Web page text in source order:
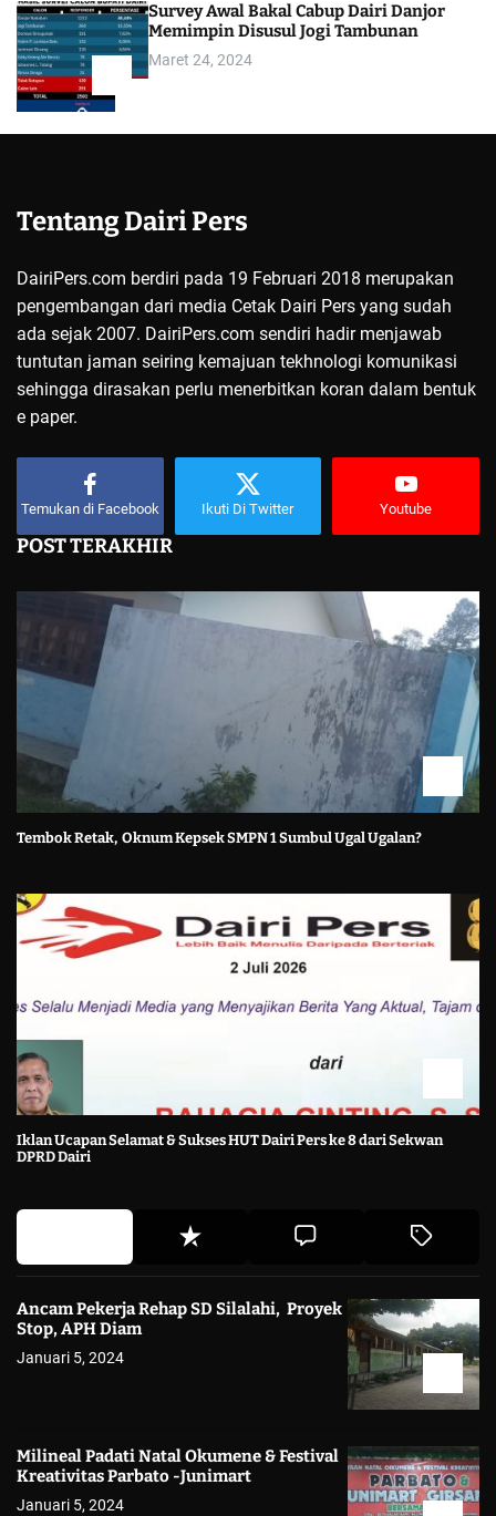
Survey Awal Bakal Cabup Dairi Danjor
Memimpin Disusul Jogi Tambunan
Maret 24, 2024
Tentang Dairi Pers
DairiPers.com berdiri pada 19 Februari 2018 merupakan
pengembangan dari media Cetak Dairi Pers yang sudah
ada sejak 2007. DairiPers.com sendiri hadir menjawab
tuntutan jaman seiring kemajuan tekhnologi komunikasi
sehingga dirasakan perlu menerbitkan koran dalam bentuk
e paper.
Temukan di Facebook Ikuti Di Twitter Youtube
POST TERAKHIR
Tembok Retak, Oknum Kepsek SMPN 1 Sumbul Ugal Ugalan?
Iklan Ucapan Selamat & Sukses HUT Dairi Pers ke 8 dari Sekwan
DPRD Dairi
Ancam Pekerja Rehap SD Silalahi, Proyek
Stop, APH Diam
Januari 5, 2024
Milineal Padati Natal Okumene & Festival
Kreativitas Parbato -Junimart
Januari 5, 2024